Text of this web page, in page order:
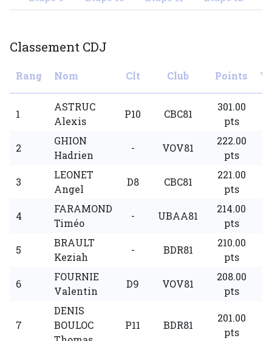
Classement CDJ
Rang Nom Clt Club Points
1
ASTRUC
Alexis
P10 CBC81
301.00
pts
2
GHION
Hadrien
- VOV81
222.00
pts
3
LEONET
Angel
D8 CBC81
221.00
pts
4
FARAMOND
Timéo
- UBAA81
214.00
pts
5
BRAULT
Keziah
- BDR81
210.00
pts
6
FOURNIE
Valentin
D9 VOV81
208.00
pts
7
DENIS
BOULOC
P11 BDR81
201.00
pts